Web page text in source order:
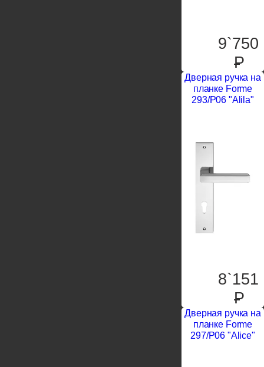
9`750
P
Дверная ручка на
планке Forme
293/P06 "Alila"
8`151
P
Дверная ручка на
планке Forme
297/P06 "Alice"